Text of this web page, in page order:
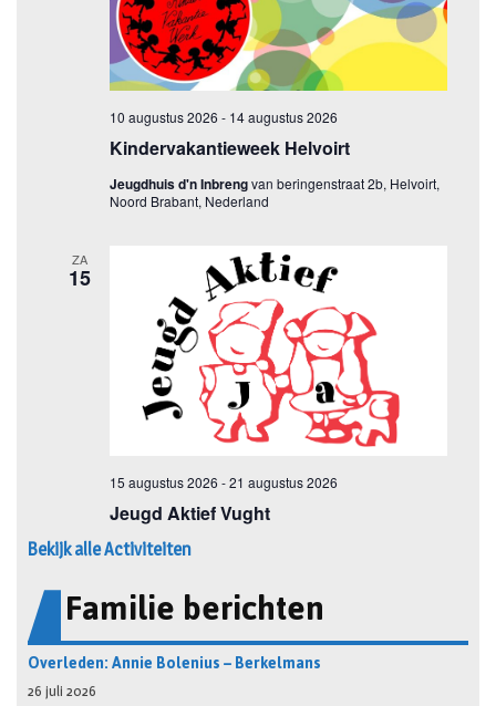
Bekijk alle Activiteiten
Familie berichten
Overleden: Annie Bolenius – Berkelmans
26 juli 2026